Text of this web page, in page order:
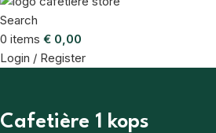
Search
0 items € 0,00
Login / Register
Cafetière 1 kops